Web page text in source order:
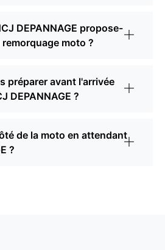
DEPANNAGE propose-
moto ?
préparer avant l'arrivée
DEPANNAGE ?
de la moto en attendant
?